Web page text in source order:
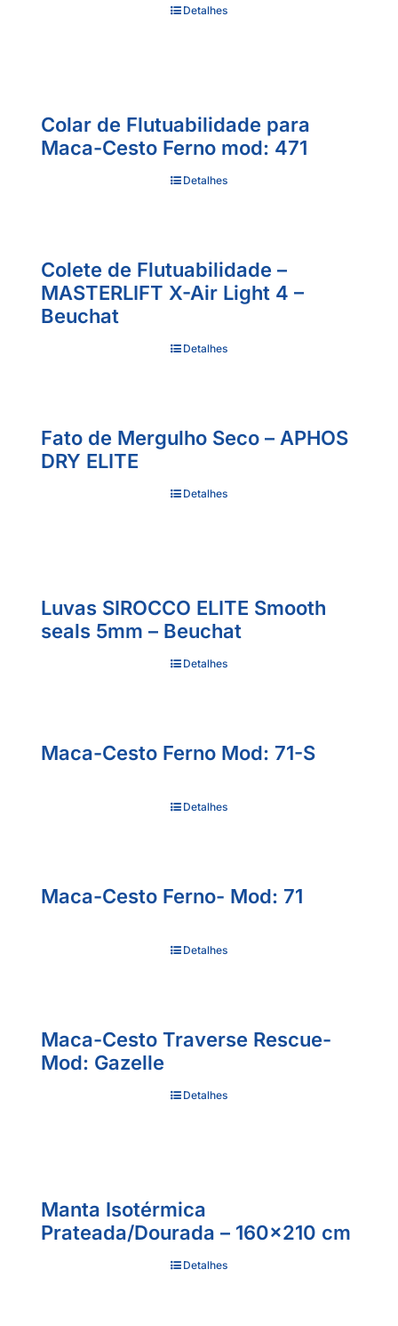
Detalhes
Colar de Flutuabilidade para
Maca-Cesto Ferno mod: 471
Detalhes
Colete de Flutuabilidade –
MASTERLIFT X-Air Light 4 –
Beuchat
Detalhes
Fato de Mergulho Seco – APHOS
DRY ELITE
Detalhes
Luvas SIROCCO ELITE Smooth
seals 5mm – Beuchat
Detalhes
Maca-Cesto Ferno Mod: 71-S
Detalhes
Maca-Cesto Ferno- Mod: 71
Detalhes
Maca-Cesto Traverse Rescue-
Mod: Gazelle
Detalhes
Manta Isotérmica
Prateada/Dourada – 160×210 cm
Detalhes